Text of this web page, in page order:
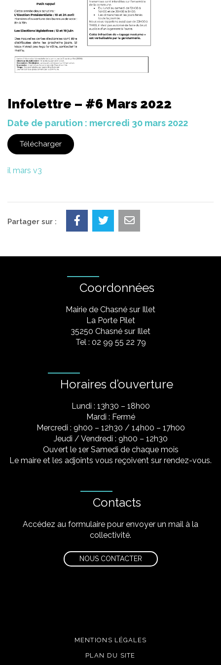
Infolettre – #6 Mars 2022
Date de parution : mercredi 30 mars 2022
Télécharger
il mars v3
Partager sur :
Coordonnées
Mairie de Chasné sur Illet
La Porte Pilet
35250 Chasné sur Illet
Tel : 02 99 55 22 79
Horaires d’ouverture
Lundi : 13h30 – 18h00
Mardi : Fermé
Mercredi : 9h00 – 12h30 / 14h00 – 17h00
Jeudi / Vendredi : 9h00 – 12h30
Ouvert le 1er Samedi de chaque mois
Le maire et les adjoints vous reçoivent sur rendez-vous.
Contacts
Accédez au formulaire pour envoyer un mail à la
collectivité.
NOUS CONTACTER
MENTIONS LÉGALES
PLAN DU SITE